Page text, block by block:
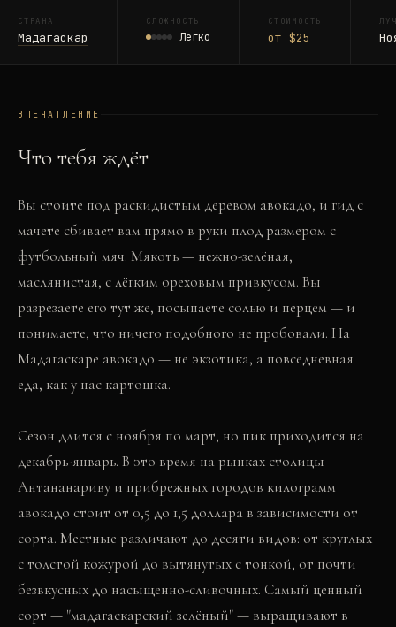
СТРАНА
Мадагаскар
СЛОЖНОСТЬ
Легко
СТОИМОСТЬ
от $25
ВПЕЧАТЛЕНИЕ
Что тебя ждёт
Вы стоите под раскидистым деревом авокадо, и гид с
мачете сбивает вам прямо в руки плод размером с
футбольный мяч. Мякоть — нежно-зелёная,
маслянистая, с лёгким ореховым привкусом. Вы
разрезаете его тут же, посыпаете солью и перцем — и
понимаете, что ничего подобного не пробовали. На
Мадагаскаре авокадо — не экзотика, а повседневная
еда, как у нас картошка.
Сезон длится с ноября по март, но пик приходится на
декабрь-январь. В это время на рынках столицы
Антананариву и прибрежных городов килограмм
авокадо стоит от 0,5 до 1,5 доллара в зависимости от
сорта. Местные различают до десяти видов: от круглых
с толстой кожурой до вытянутых с тонкой, от почти
безвкусных до насыщенно-сливочных. Самый ценный
сорт — "мадагаскарский зелёный" — выращивают в